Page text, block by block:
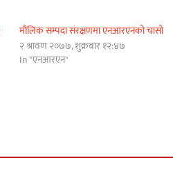
मौलिक सम्पदा संरक्षणमा एनआरएनको चासो
२ श्रावण २०७७, शुक्रबार १२:४७
In "एनआरएन"